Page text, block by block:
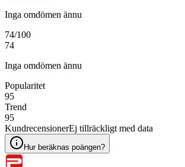
Inga omdömen ännu
74/100
74
Inga omdömen ännu
Popularitet
95
Trend
95
KundrecensionerEj tillräckligt med data
Hur beräknas poängen?